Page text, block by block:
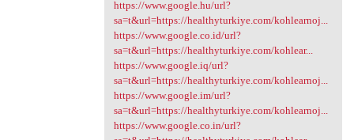
https://www.google.hu/url?
sa=t&url=https://healthyturkiye.com/kohlearnoj...
https://www.google.co.id/url?
sa=t&url=https://healthyturkiye.com/kohlear...
https://www.google.iq/url?
sa=t&url=https://healthyturkiye.com/kohlearnoj...
https://www.google.im/url?
sa=t&url=https://healthyturkiye.com/kohlearnoj...
https://www.google.co.in/url?